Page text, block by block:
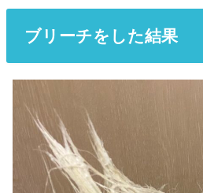
ブリーチをした結果